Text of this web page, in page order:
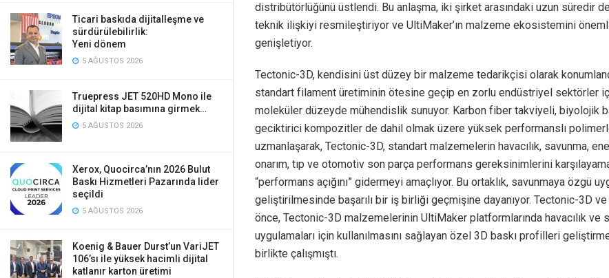
Ticari baskıda dijitalleşme ve
sürdürülebilirlik:
Yeni dönem
5 AĞUSTOS 2026
Truepress JET 520HD Mono ile
dijital kitap basımına girmek…
5 AĞUSTOS 2026
Xerox, Quocirca’nın 2026 Bulut
Baskı Hizmetleri Pazarında lider
seçildi
5 AĞUSTOS 2026
Koenig & Bauer Durst’un VariJET
106’sı ile yüksek hacimli dijital
katlanır karton üretimi
distribütörlüğünü üstlendi. Bu anlaşma, iki şirket arasındaki uzun süredir
teknik ilişkiyi resmileştiriyor ve UltiMaker’ın malzeme ekosistemini
genişletiyor.
Tectonic-3D, kendisini üst düzey bir malzeme tedarikçisi olarak
standart filament üretiminin ötesine geçip en zorlu endüstriyel sektörler
moleküler düzeyde mühendislik sunuyor. Karbon fiber takviyeli, biyolojik
geciktirici kompozitler de dahil olmak üzere yüksek performanslı
uzmanlaşarak, Tectonic-3D, standart malzemelerin havacılık, savunma,
onarım, tıp ve otomotiv son parça performans gereksinimlerini
“performans açığını” gidermeyi amaçlıyor. Bu ortaklık, savunmaya özgü
geliştirilmesinde başarılı bir iş birliği geçmişine dayanıyor. Tectonic-3D
önce, Tectonic-3D malzemelerinin UltiMaker platformlarında havacılık ve
uygulamaları için kullanılmasını sağlayan özel 3D baskı profilleri
birlikte çalışmıştı.